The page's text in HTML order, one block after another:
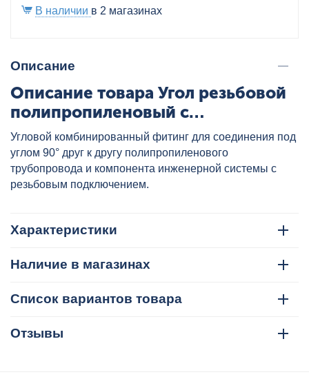
В наличии в 2 магазинах
Описание
Описание товара Угол резьбовой
полипропиленовый с
металлической ВР 32x1" бел.,
артикул: 33123232
Угловой комбинированный фитинг для соединения под
углом 90° друг к другу полипропиленового
трубопровода и компонента инженерной системы с
резьбовым подключением.
Характеристики
Наличие в магазинах
Список вариантов товара
Отзывы